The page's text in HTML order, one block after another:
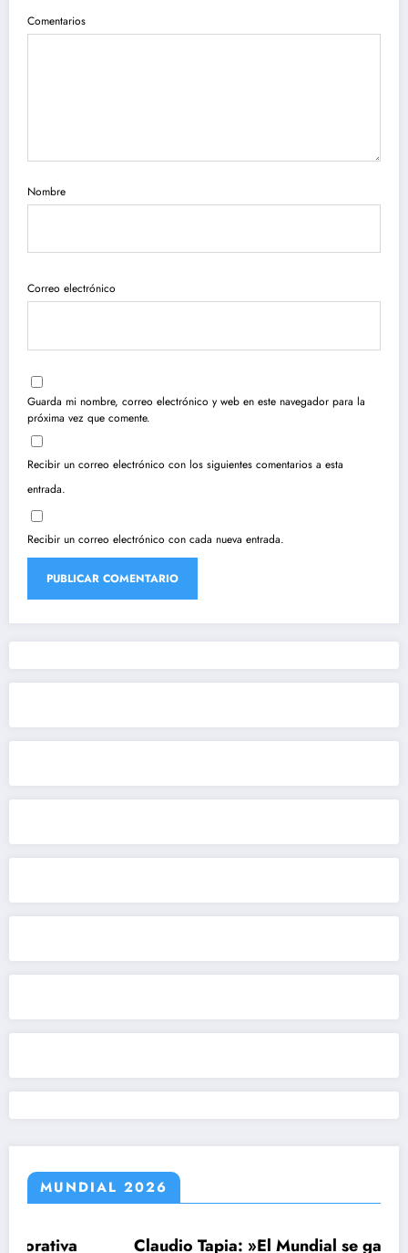
Comentarios
Nombre
Correo electrónico
Guarda mi nombre, correo electrónico y web en este navegador para la
próxima vez que comente.
Recibir un correo electrónico con los siguientes comentarios a esta
entrada.
Recibir un correo electrónico con cada nueva entrada.
MUNDIAL 2026
Claudio Tapia: »El Mundial se ganó cuando